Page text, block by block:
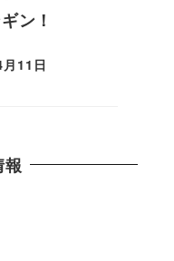
ン！
11日
報